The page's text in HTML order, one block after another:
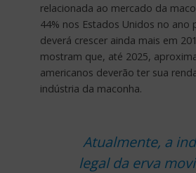
relacionada ao mercado da
44% nos Estados Unidos no ano
deverá crescer ainda mais em
mostram que, até 2025,
americanos deverão ter sua
indústria da maconha.
Atualmente, a
legal da erva